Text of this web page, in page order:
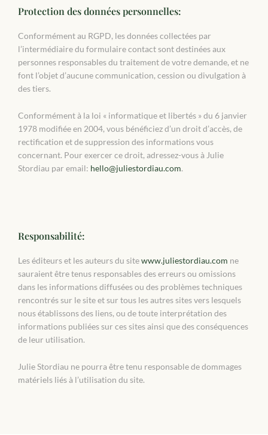
Protection des données personnelles​:
Conformément au RGPD, les données collectées par
l’intermédiaire du formulaire contact sont destinées aux
personnes responsables du traitement de votre demande, et ne
font l’objet d’aucune communication, cession ou divulgation à
des tiers.
Conformément à la loi « informatique et libertés » du 6 janvier
1978 modifiée en 2004, vous bénéficiez d’un droit d’accès, de
rectification et de suppression des informations vous
concernant. Pour exercer ce droit, adressez-vous à Julie
Stordiau par email: hello@juliestordiau.com.
Responsabilité:
Les éditeurs et les auteurs du sitewww.juliestordiau.com ne
sauraient être tenus responsables des erreurs ou omissions
dans les informations diffusées ou des problèmes techniques
rencontrés sur le site et sur tous les autres sites vers lesquels
nous établissons des liens, ou de toute interprétation des
informations publiées sur ces sites ainsi que des conséquences
de leur utilisation.
Julie Stordiau ne pourra être tenu responsable de dommages
matériels liés à l’utilisation du site.